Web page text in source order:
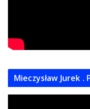
Mieczysław Jurek